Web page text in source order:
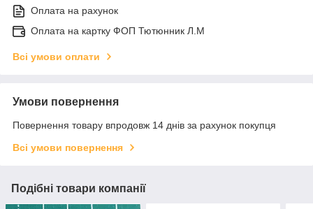
Оплата на рахунок
Оплата на картку ФОП Тютюнник Л.М
Всі умови оплати
Умови повернення
Повернення товару впродовж 14 днів за рахунок покупця
Всі умови повернення
Подібні товари компанії